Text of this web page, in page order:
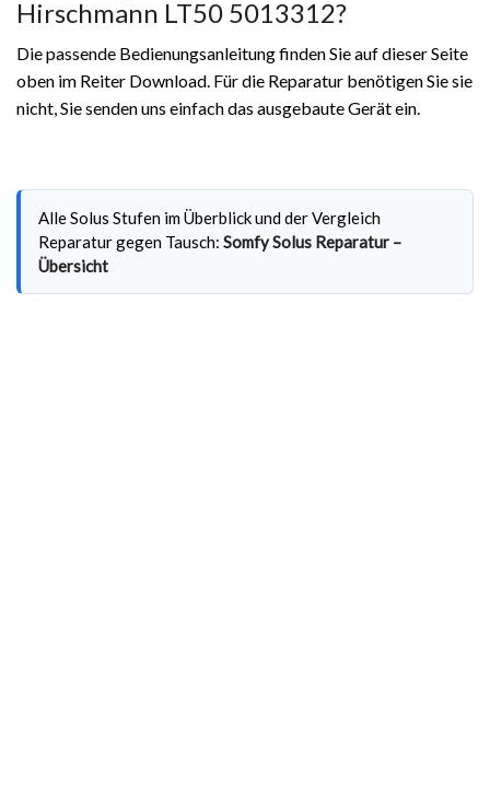
Hirschmann LT50 5013312?
Die passende Bedienungsanleitung finden Sie auf dieser Seite
oben im Reiter Download. Für die Reparatur benötigen Sie sie
nicht, Sie senden uns einfach das ausgebaute Gerät ein.
Alle Solus Stufen im Überblick und der Vergleich
Reparatur gegen Tausch: Somfy Solus Reparatur –
Übersicht